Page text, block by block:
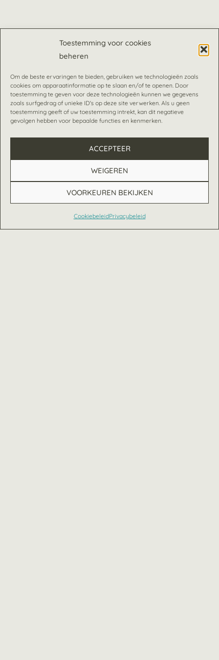
Toestemming voor cookies
beheren
Om de beste ervaringen te bieden, gebruiken we technologieën zoals
cookies om apparaatinformatie op te slaan en/of te openen. Door
toestemming te geven voor deze technologieën kunnen we gegevens
zoals surfgedrag of unieke ID's op deze site verwerken. Als u geen
toestemming geeft of uw toestemming intrekt, kan dit negatieve
gevolgen hebben voor bepaalde functies en kenmerken.
ACCEPTEER
WEIGEREN
VOORKEUREN BEKIJKEN
CookiebeleidPrivacybeleidNederlands